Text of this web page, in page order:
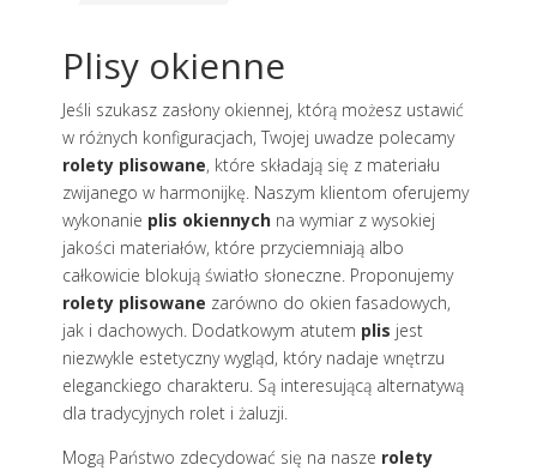
Plisy okienne
Jeśli szukasz zasłony okiennej, którą możesz ustawić
w różnych konfiguracjach, Twojej uwadze polecamy
rolety plisowane, które składają się z materiału
zwijanego w harmonijkę. Naszym klientom oferujemy
wykonanie plis okiennychna wymiar z wysokiej
jakości materiałów, które przyciemniają albo
całkowicie blokują światło słoneczne. Proponujemy
rolety plisowane zarówno do okien fasadowych,
jak i dachowych. Dodatkowym atutem plis jest
niezwykle estetyczny wygląd, który nadaje wnętrzu
eleganckiego charakteru. Są interesującą alternatywą
dla tradycyjnych rolet i żaluzji.
Mogą Państwo zdecydować się na nasze rolety